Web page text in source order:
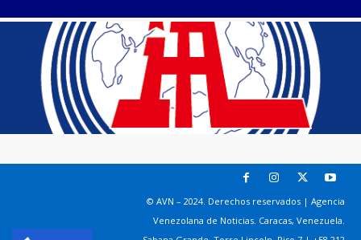
© AVN – 2024. Derechos reservados | Agencia
Venezolana de Noticias. Caracas, Venezuela.